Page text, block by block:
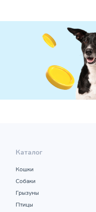
Каталог
Кошки
Собаки
Грызуны
Птицы